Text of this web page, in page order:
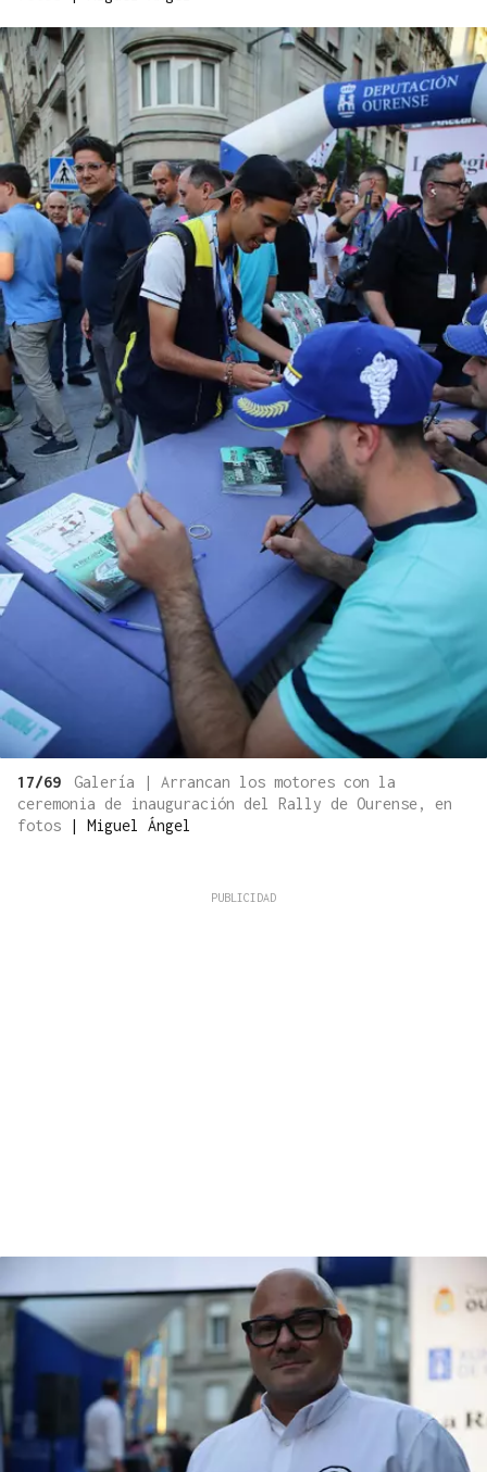
17/69
Galería | Arrancan los motores con la
ceremonia de inauguración del Rally de Ourense, en
fotos
Miguel Ángel